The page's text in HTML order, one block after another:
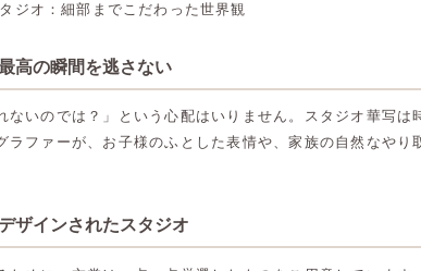
ジオ：細部までこだわった世界観
高の瞬間を逃さない
ないのでは？」という心配はいりません。スタジオ華写は
ラファーが、お子様のふとした表情や、家族の自然なやり
ザインされたスタジオ